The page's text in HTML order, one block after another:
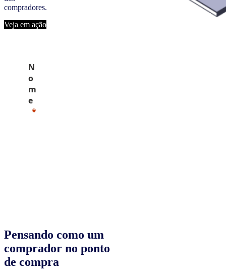
compradores.
Veja em ação
Pensando como um
comprador no ponto
de compra